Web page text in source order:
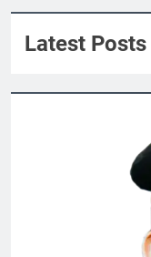
2
2
Latest Posts